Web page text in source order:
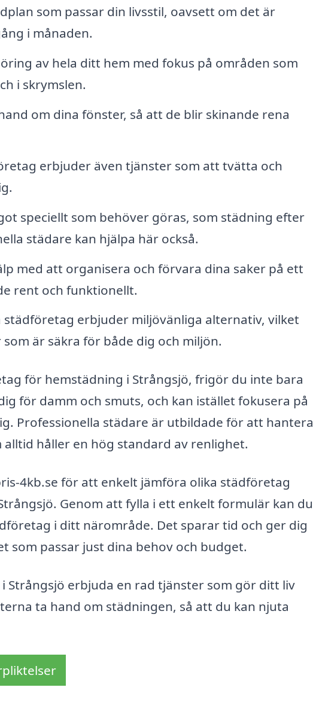
som passar din livsstil, oavsett om det är
i månaden.
av hela ditt hem med fokus på områden som
i skrymslen.
om dina fönster, så att de blir skinande rena
erbjuder även tjänster som att tvätta och
speciellt som behöver göras, som städning efter
städare kan hjälpa här också.
med att organisera och förvara dina saker på ett
rent och funktionellt.
städföretag erbjuder miljövänliga alternativ, vilket
är säkra för både dig och miljön.
för hemstädning i Strångsjö, frigör du inte bara
för damm och smuts, och kan istället fokusera på
Professionella städare är utbildade för att hantera
håller en hög standard av renlighet.
4kb.se för att enkelt jämföra olika städföretag
Genom att fylla i ett enkelt formulär kan du
i ditt närområde. Det sparar tid och ger dig
som passar just dina behov och budget.
Strångsjö erbjuda en rad tjänster som gör ditt liv
ta hand om städningen, så att du kan njuta